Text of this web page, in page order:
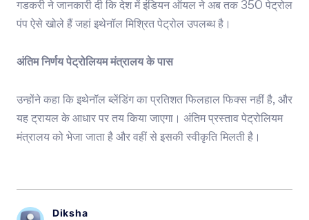
गडकरी ने जानकारी दी कि देश में इंडियन ऑयल ने अब तक 350 पेट्रोल
पंप ऐसे खोले हैं जहां इथेनॉल मिश्रित पेट्रोल उपलब्ध है।
अंतिम निर्णय पेट्रोलियम मंत्रालय के पास
उन्होंने कहा कि इथेनॉल ब्लेंडिंग का प्रतिशत फिलहाल फिक्स नहीं है, और
यह ट्रायल के आधार पर तय किया जाएगा। अंतिम प्रस्ताव पेट्रोलियम
मंत्रालय को भेजा जाता है और वहीं से इसकी स्वीकृति मिलती है।
Diksha